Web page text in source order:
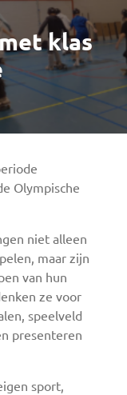
klas
Olympische
niet alleen
maar zijn
van hun
ze voor
speelveld
presenteren
sport,